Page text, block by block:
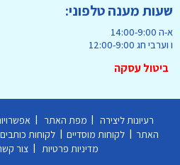
שעות מענה טלפוני:
א-ה 14:00-9:00
ו וערבי חג 12:00-9:00
ביטול עסקה
רעיונות ליצירה | מפת האתר |
האתר | לקוחות מוסדיים | לקוחות כותבים
מדיניות פרטיות | צור